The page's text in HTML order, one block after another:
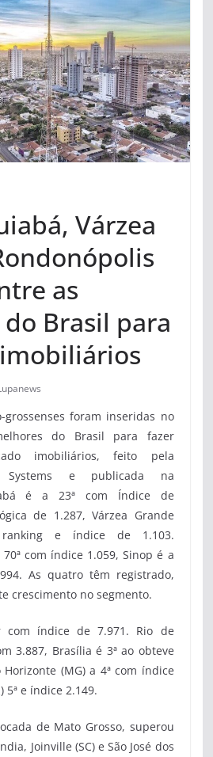
Várzea
as
Brasil para
grossenses foram inseridas no
do Brasil para fazer
imobiliários, feito pela
Systems e publicada na
é a 23ª com Índice de
de 1.287, Várzea Grande
e índice de 1.103.
70ª com índice 1.059, Sinop é a
As quatro têm registrado,
crescimento no segmento.
com índice de 7.971. Rio de
3.887, Brasília é 3ª ao obteve
(MG) a 4ª com índice
5ª e índice 2.149.
de Mato Grosso, superou
Joinville (SC) e São José dos